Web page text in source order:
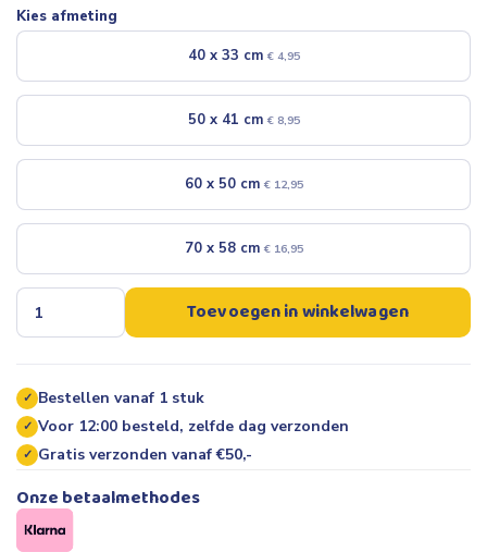
Kies afmeting
40 x 33 cm €4,95
50 x 41 cm €8,95
60 x 50 cm €12,95
70 x 58 cm €16,95
Toevoegen in winkelwagen
✓ Bestellen vanaf 1 stuk
✓ Voor 12:00 besteld, zelfde dag verzonden
✓ Gratis verzonden vanaf €50,-
Onze betaalmethodes